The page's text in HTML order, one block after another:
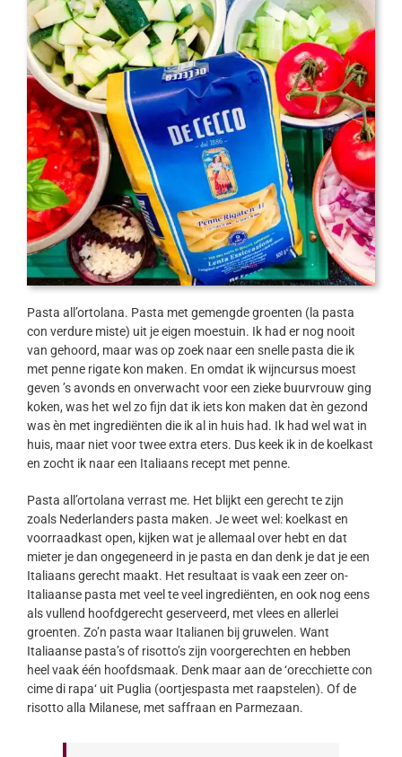
Pasta all’ortolana. Pasta met gemengde groenten (la pasta
con verdure miste) uit je eigen moestuin. Ik had er nog nooit
van gehoord, maar was op zoek naar een snelle pasta die ik
met penne rigate kon maken. En omdat ik wijncursus moest
geven ’s avonds en onverwacht voor een zieke buurvrouw ging
koken, was het wel zo fijn dat ik iets kon maken dat èn gezond
was èn met ingrediënten die ik al in huis had. Ik had wel wat in
huis, maar niet voor twee extra eters. Dus keek ik in de koelkast
en zocht ik naar een Italiaans recept met penne.
Pasta all’ortolana verrast me. Het blijkt een gerecht te zijn
zoals Nederlanders pasta maken. Je weet wel: koelkast en
voorraadkast open, kijken wat je allemaal over hebt en dat
mieter je dan ongegeneerd in je pasta en dan denk je dat je een
Italiaans gerecht maakt. Het resultaat is vaak een zeer on-
Italiaanse pasta met veel te veel ingrediënten, en ook nog eens
als vullend hoofdgerecht geserveerd, met vlees en allerlei
groenten. Zo’n pasta waar Italianen bij gruwelen. Want
Italiaanse pasta’s of risotto’s zijn voorgerechten en hebben
heel vaak één hoofdsmaak. Denk maar aan de ‘orecchiette con
cime di rapa‘ uit Puglia (oortjespasta met raapstelen). Of de
risotto alla Milanese, met saffraan en Parmezaan.